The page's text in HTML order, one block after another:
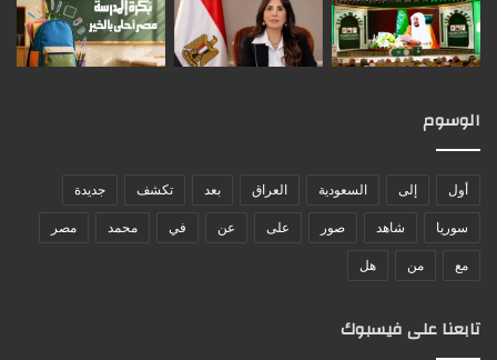
الوسوم
أول إلى السعودية العراق بعد تكشف جديدة
سوريا شاهد صور على عن في محمد مصر
مع من هل
تابعنا على فيسبوك